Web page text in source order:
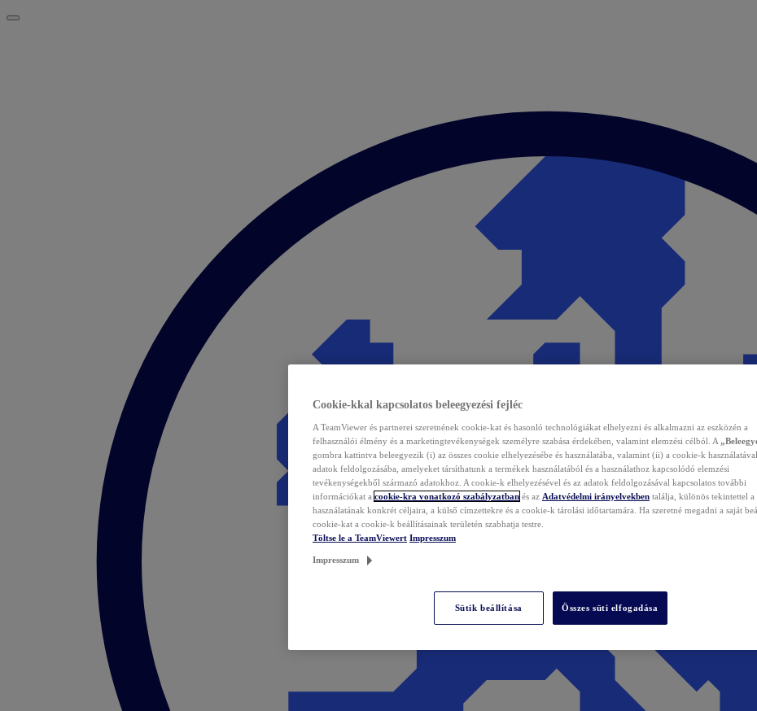
Cookie-kkal kapcsolatos beleegyezési fejléc
A TeamViewer és partnerei szeretnének cookie-kat és hasonló technológiákat elhelyezni és alkalmazni az eszközén a
felhasználói élmény és a marketingtevékenységek személyre szabása érdekében, valamint elemzési célból. A
gombra kattintva beleegyezik (i) az összes cookie elhelyezésébe és használatába, valamint (ii) a cookie-k
adatok feldolgozásába, amelyeket társíthatunk a termékek használatából és a használathoz kapcsolódó elemzési
tevékenységekből származó adatokhoz. A cookie-k elhelyezésével és az adatok feldolgozásával kapcsolatos további
információkat a cookie-kra vonatkozó szabályzatban és az Adatvédelmi irányelvekben találja, különös tekintettel
használatának konkrét céljaira, a külső címzettekre és a cookie-k tárolási időtartamára. Ha szeretné megadni a saját
cookie-kat a cookie-k beállításainak területén szabhatja testre.
Töltse le a TeamViewert Impresszum
Impresszum
Sütik beállítása Összes süti elfogadása